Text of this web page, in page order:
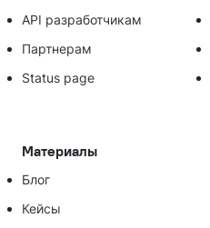
API разработчикам
Партнерам
Status page
Материалы
Блог
Кейсы